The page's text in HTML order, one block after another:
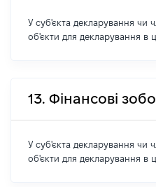
У суб'єкта декларування чи
об'єкти для декларування в
13. Фінансові
У суб'єкта декларування чи
об'єкти для декларування в